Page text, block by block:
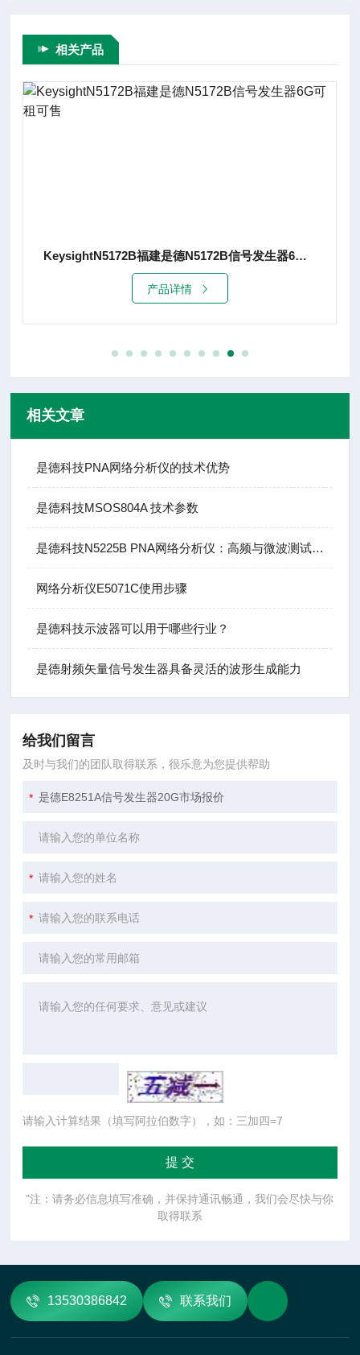
相关产品
KeysightN5172B福建是德N5172B信号发生器6G可租可售
产品详情
相关文章
是德科技PNA网络分析仪的技术优势
是德科技MSOS804A 技术参数
是德科技N5225B PNA网络分析仪：高频与微波测试的基石
网络分析仪E5071C使用步骤
是德科技示波器可以用于哪些行业？
是德射频矢量信号发生器具备灵活的波形生成能力
给我们留言
及时与我们的团队取得联系，很乐意为您提供帮助
请输入计算结果（填写阿拉伯数字），如：三加四=7
"注：请务必信息填写准确，并保持通讯畅通，我们会尽快与你
取得联系
13530386842 联系我们